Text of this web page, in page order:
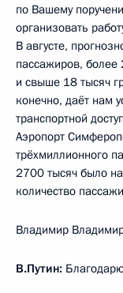
по Вашему
организовать
В августе,
пассажиров, более
и свыше 18 тысяч
конечно, даёт нам
транспортной
Аэропорт
трёхмиллионного
2700 тысяч было
количество
Владимир
В.Путин: